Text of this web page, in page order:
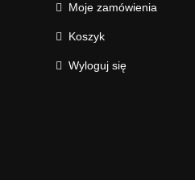
Moje zamówienia
Koszyk
Wyloguj się